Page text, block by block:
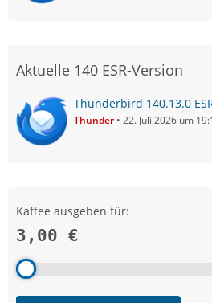
Aktuelle 140 ESR-Version
Thunderbird 140.13.0
Thunder 22. Juli 2026 um
Kaffee ausgeben für:
3,00 €